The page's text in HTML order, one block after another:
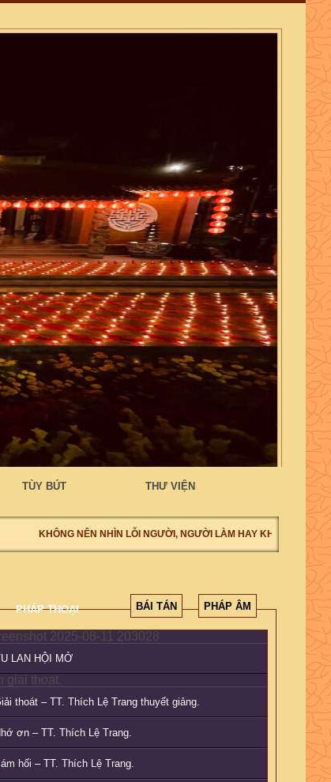
TÙY BÚT THƯ VIỆN
KHÔNG NÊN NHÌN LỖI NGƯỜI, NGƯỜI LÀM HAY KHÔNG LÀM,
PHÁP THOẠI BÁI TÁN PHÁP ÂM
LAN HỘI MỞ
thoát – TT. Thích Lệ Trang thuyết giảng.
ơn – TT. Thích Lệ Trang.
hối – TT. Thích Lệ Trang.